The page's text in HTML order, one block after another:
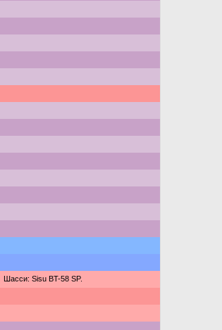
Шасси: Sisu BT-58 SP.